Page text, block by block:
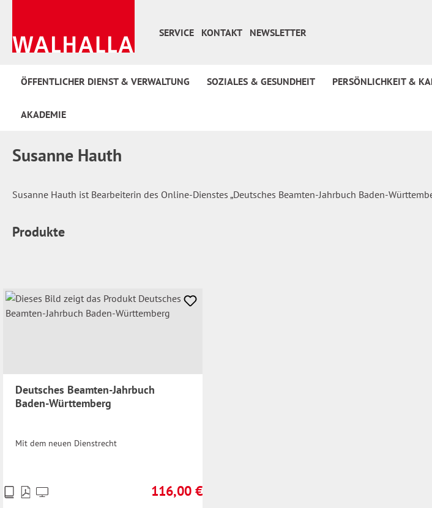
SERVICE
KONTAKT NEWSLETTER
ÖFFENTLICHER DIENST & VERWALTUNG SOZIALES & GESUNDHEIT PERSÖNLICHKEIT &
AKADEMIE
Susanne Hauth
Susanne Hauth ist Bearbeiterin des Online-Dienstes „Deutsches Beamten-Jahrbuch Baden-
Produkte
Deutsches Beamten-Jahrbuch
Baden-Württemberg
Mit dem neuen Dienstrecht
Regulärer Preis:
116,00 €
Preise
inkl.